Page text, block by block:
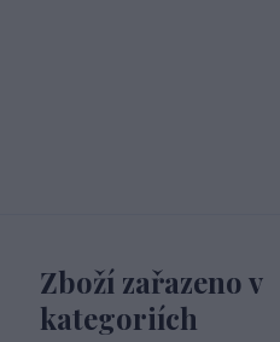
Zboží zařazeno v
kategoriích